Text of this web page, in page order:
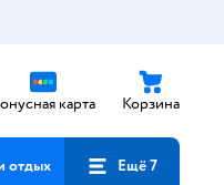
карта Корзина
отдых Ещё 7